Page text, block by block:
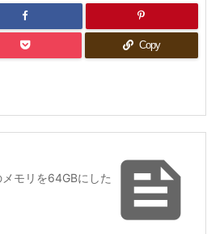
Copy

モリを64GBにした